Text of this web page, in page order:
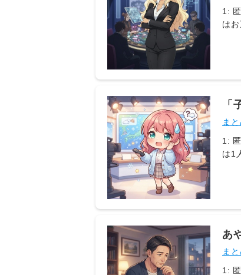
1:
は
「
と
ま
1:
は1
エ
た
ち
と
け
あ
も
ま
1: